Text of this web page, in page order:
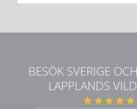
BESÖK SVERIGE
LAPPLANDS
★★★★★